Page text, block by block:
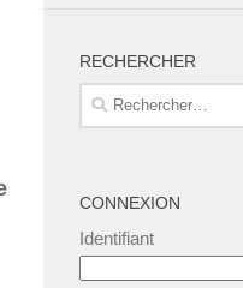
RECHERCHER
Rechercher :
CONNEXION
Identifiant